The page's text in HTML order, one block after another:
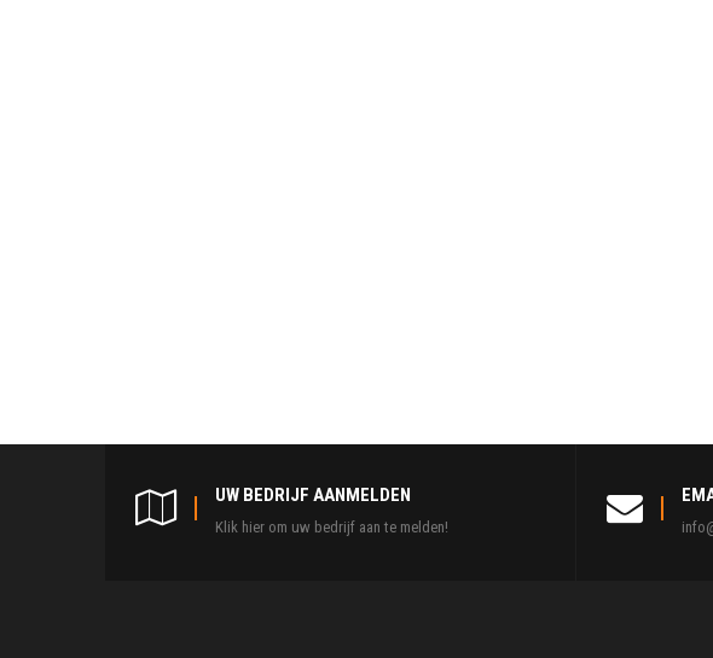
UW BEDRIJF AANMELDEN
Klik hier om uw bedrijf aan te melden!